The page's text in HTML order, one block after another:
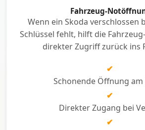
Fahrzeug-
Wenn ein Skoda verschlossen
Schlüssel fehlt, hilft die
direkter Zugriff zurück ins
✔
Schonende Öffnung am
✔
Direkter Zugang bei
✔